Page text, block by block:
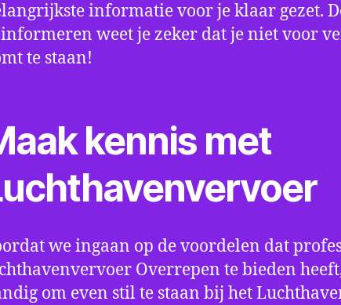
informatie voor je klaar gezet.
weet je zeker dat je niet voor
te staan!
kennis met
we ingaan op de voordelen dat
Overrepen te bieden
om even stil te staan bij het